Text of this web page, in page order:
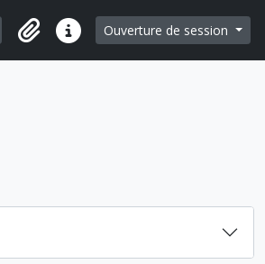
Search in browse page
Liens rapidesOuverture de session